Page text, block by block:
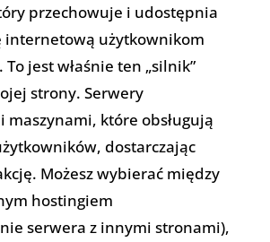
przechowuje i udostępnia
internetową użytkownikom
jest właśnie ten „silnik”
strony. Serwery
maszynami, które obsługują
dostarczając
Możesz wybierać między
hostingiem
serwera z innymi stronami),